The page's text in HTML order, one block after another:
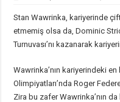
Stan Wawrinka, kariyerinde
etmemiş olsa da, Dominic
Turnuvası’nı kazanarak
Wawrinka’nın kariyerindeki
Olimpiyatları’nda Roger
Zira bu zafer Wawrinka’nın